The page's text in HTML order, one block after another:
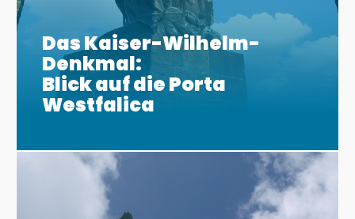
Das Kaiser-Wilhelm-
Denkmal:
Blick auf die Porta
Westfalica